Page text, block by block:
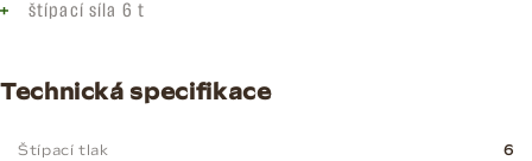
štípací síla 6 t
Technická specifikace
Štípací tlak 6